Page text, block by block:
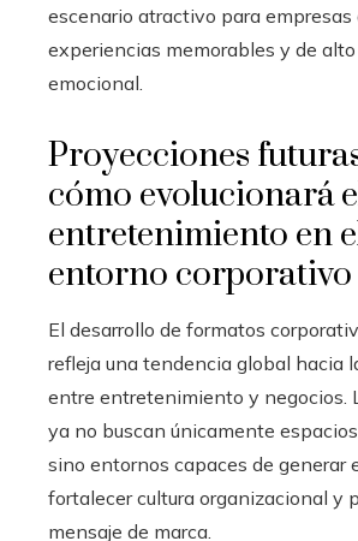
escenario atractivo para empresas
experiencias memorables y de
emocional.
Proyecciones
cómo evolucionará
entretenimiento en
entorno corporativo
El desarrollo de formatos
refleja una tendencia global hacia
entre entretenimiento y negocios.
ya no buscan únicamente
sino entornos capaces de generar
fortalecer cultura organizacional y
mensaje de marca.